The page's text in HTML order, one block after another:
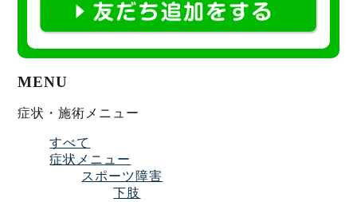
MENU
症状・施術メニュー
すべて
症状メニュー
スポーツ障害
下肢